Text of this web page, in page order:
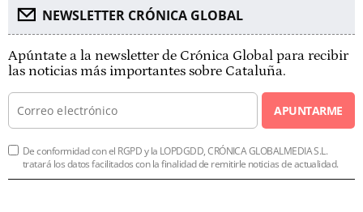
NEWSLETTER CRÓNICA GLOBAL
Apúntate a la newsletter de Crónica Global para recibir
las noticias más importantes sobre Cataluña.
APUNTARME
De conformidad con el RGPD y la LOPDGDD, CRÓNICA GLOBALMEDIA S.L.
tratará los datos facilitados con la finalidad de remitirle noticias de actualidad.